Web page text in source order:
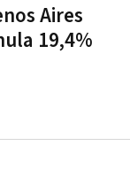
Aires
19,4%